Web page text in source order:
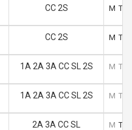
CC 2S M T
CC 2S M T
1A 2A 3A CC SL 2S M T
1A 2A 3A CC SL 2S M T
2A 3A CC SL M T